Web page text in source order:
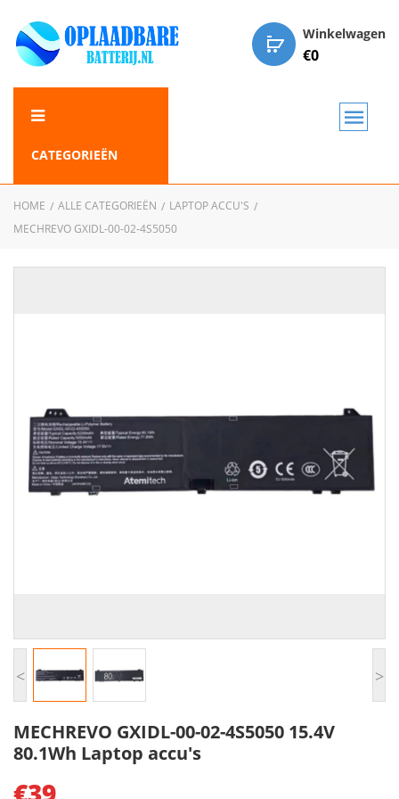
Winkelwagen
€0
CATEGORIEËN
HOME ALLE CATEGORIEËN
LAPTOP ACCU'S
MECHREVO GXIDL-00-02-4S5050
< >
MECHREVO GXIDL-00-02-4S5050 15.4V
80.1Wh Laptop accu's